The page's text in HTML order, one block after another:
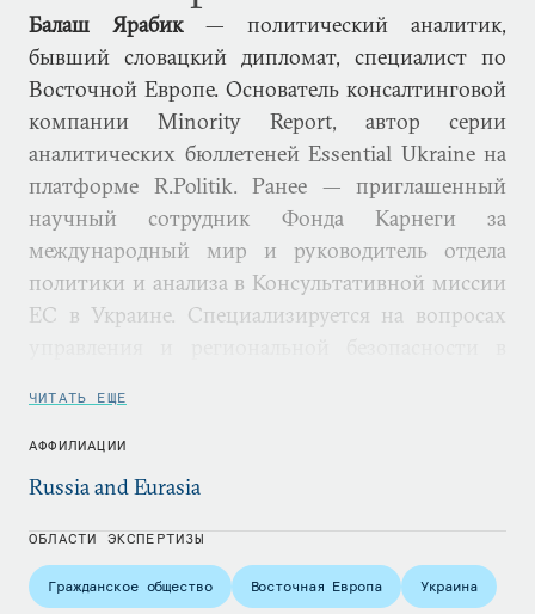
Балаш Ярабик— политический аналитик,
бывший словацкий дипломат, специалист по
Восточной Европе. Основатель консалтинговой
компании Minority Report, автор серии
аналитических бюллетеней Essential Ukraine на
платформе R.Politik. Ранее — приглашенный
научный сотрудник Фонда Карнеги за
международный мир и руководитель отдела
политики и анализа в Консультативной миссии
ЕС в Украине. Специализируется на вопросах
Европе.
ЧИТАТЬ ЕЩЕ
АФФИЛИАЦИИ
Russia and Eurasia
ОБЛАСТИ ЭКСПЕРТИЗЫ
Гражданское общество Восточная Европа Украина